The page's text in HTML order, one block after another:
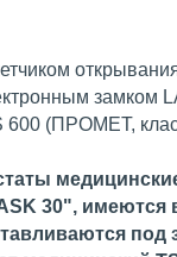
замком
600 (ПРОМЕТ,
30", имеются
под